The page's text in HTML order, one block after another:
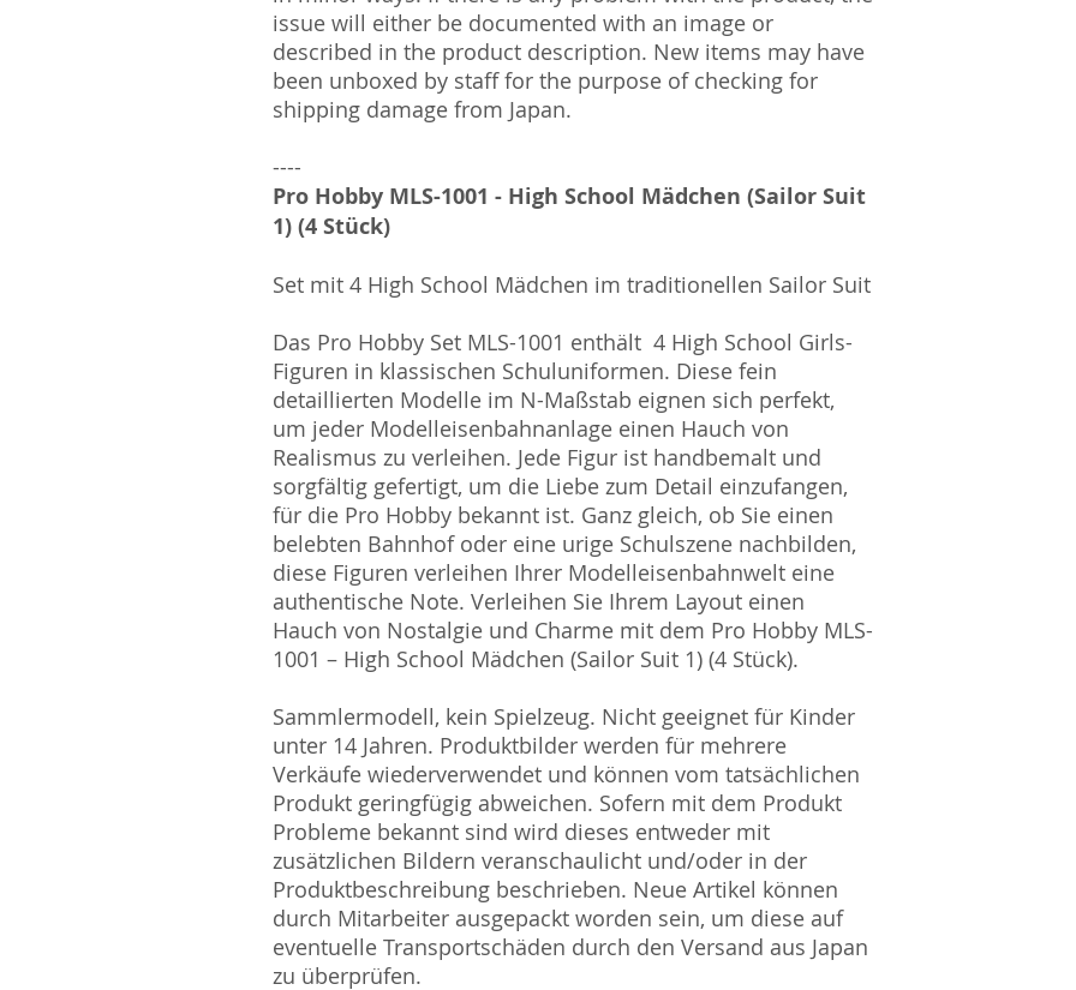
issue will either be documented with an image or
described in the product description. New items may have
been unboxed by staff for the purpose of checking for
shipping damage from Japan.
----
Pro Hobby MLS-1001 - High School Mädchen (Sailor Suit
1) (4 Stück)
Set mit 4 High School Mädchen im traditionellen Sailor Suit
Das Pro Hobby Set MLS-1001 enthält 4 High School Girls-
Figuren in klassischen Schuluniformen. Diese fein
detaillierten Modelle im N-Maßstab eignen sich perfekt,
um jeder Modelleisenbahnanlage einen Hauch von
Realismus zu verleihen. Jede Figur ist handbemalt und
sorgfältig gefertigt, um die Liebe zum Detail einzufangen,
für die Pro Hobby bekannt ist. Ganz gleich, ob Sie einen
belebten Bahnhof oder eine urige Schulszene nachbilden,
diese Figuren verleihen Ihrer Modelleisenbahnwelt eine
authentische Note. Verleihen Sie Ihrem Layout einen
Hauch von Nostalgie und Charme mit dem Pro Hobby MLS-
1001 – High School Mädchen (Sailor Suit 1) (4 Stück).
Sammlermodell, kein Spielzeug. Nicht geeignet für Kinder
unter 14 Jahren. Produktbilder werden für mehrere
Verkäufe wiederverwendet und können vom tatsächlichen
Produkt geringfügig abweichen. Sofern mit dem Produkt
Probleme bekannt sind wird dieses entweder mit
zusätzlichen Bildern veranschaulicht und/oder in der
Produktbeschreibung beschrieben. Neue Artikel können
durch Mitarbeiter ausgepackt worden sein, um diese auf
eventuelle Transportschäden durch den Versand aus Japan
zu überprüfen.